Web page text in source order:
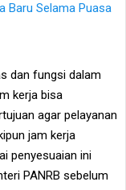
Baru Selama Puasa
dan fungsi dalam
kerja bisa
agar pelayanan
jam kerja
penyesuaian ini
PANRB sebelum